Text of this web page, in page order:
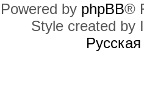
Powered by phpBB®
Style created by